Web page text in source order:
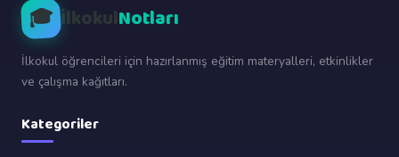
🎓 İlkokulNotları
İlkokul öğrencileri için hazırlanmış eğitim materyalleri, etkinlikler
ve çalışma kağıtları.
Kategoriler